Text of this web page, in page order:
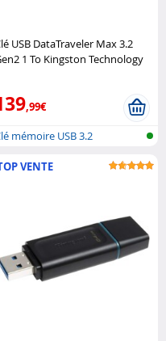
USB DataTraveler Max 3.2
1 To Kingston Technology
,99€
mémoire USB 3.2
VENTE